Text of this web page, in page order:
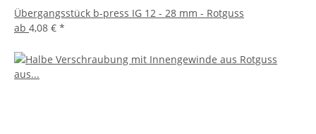
Übergangsstück b-press IG 12 - 28 mm - Rotguss
ab 4,08 € *